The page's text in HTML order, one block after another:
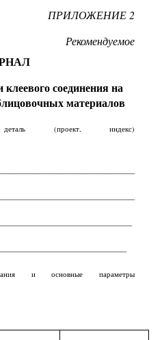
ПРИЛОЖЕНИЕ 2
Рекомендуемое
соединения на
материалов
(проект, индекс)
и основные параметры